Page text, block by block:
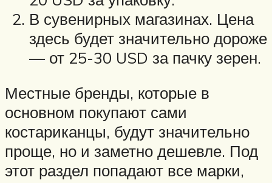
В сувенирных магазинах. Цена
здесь будет значительно дороже
— от 25-30 USD за пачку зерен.
Местные бренды, которые в
основном покупают сами
костариканцы, будут значительно
проще, но и заметно дешевле. Под
этот раздел попадают все марки,